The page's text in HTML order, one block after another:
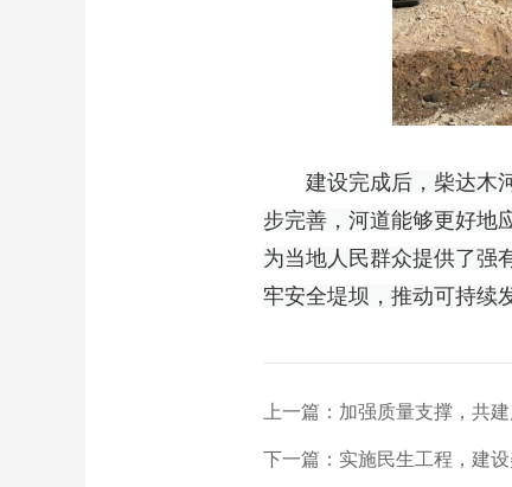
建设完成后，柴达木
步完善，河道能够更好地
为当地人民群众提供了强
牢安全堤坝，推动可持续
上一篇： 加强质量支撑，共
下一篇： 实施民生工程，建